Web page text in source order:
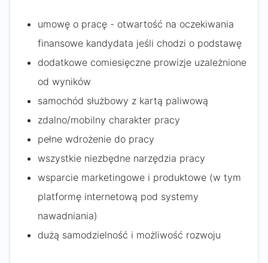
umowę o pracę - otwartość na oczekiwania
finansowe kandydata jeśli chodzi o podstawę
dodatkowe comiesięczne prowizje uzależnione
od wyników
samochód służbowy z kartą paliwową
zdalno/mobilny charakter pracy
pełne wdrożenie do pracy
wszystkie niezbędne narzędzia pracy
wsparcie marketingowe i produktowe (w tym
platformę internetową pod systemy
nawadniania)
dużą samodzielność i możliwość rozwoju